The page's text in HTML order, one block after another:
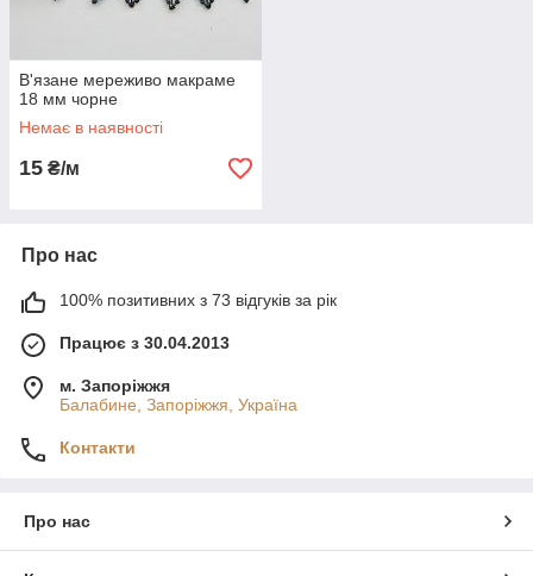
В'язане мереживо макраме
18 мм чорне
Немає в наявності
15 ₴/м
Про нас
100% позитивних з 73 відгуків за рік
Працює з 30.04.2013
м. Запоріжжя
Балабине, Запоріжжя, Україна
Контакти
Про нас